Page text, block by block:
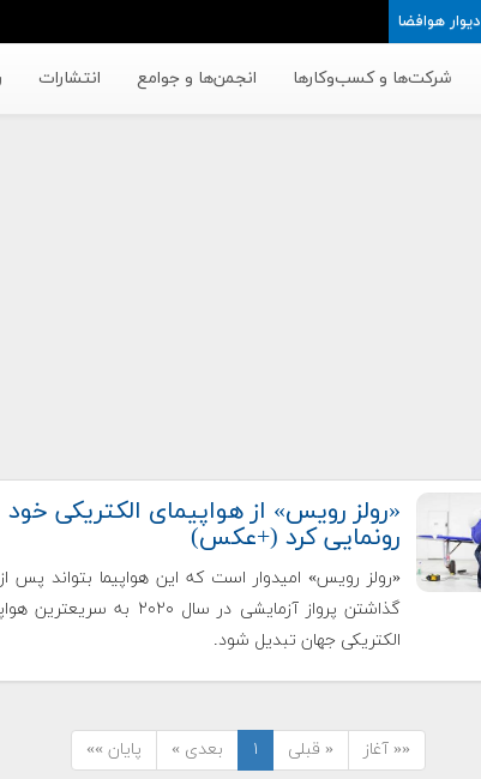
دیوار هوافضا
شرکت‌ها و کسب‌وکار‌ها انجمن‌ها و جوامع انتشارات
«رولز رویس» از هواپیمای الکتریکی خود
رونمایی کرد (+عکس)
«رولز رویس» امیدوار است که این هواپیما بتواند پس
گذاشتن پرواز آزمایشی در سال ۲۰۲۰ به
الکتریکی جهان تبدیل شود.
«« آغاز « قبلی ۱ بعدی » پایان »»